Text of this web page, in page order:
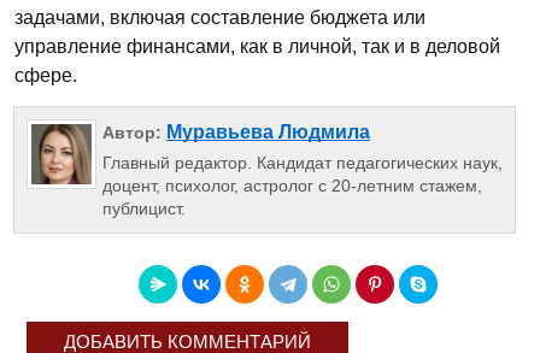
задачами, включая составление бюджета или
управление финансами, как в личной, так и в деловой
сфере.
Автор: Муравьева Людмила
Главный редактор. Кандидат педагогических наук,
доцент, психолог, астролог с 20-летним стажем,
публицист.
ДОБАВИТЬ КОММЕНТАРИЙ